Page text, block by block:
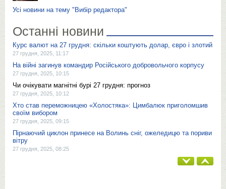
Усі новини на тему "Вибір редактора"
Останні новини
Курс валют на 27 грудня: скільки коштують долар, євро і злотий
27 грудня, 2025, 11:17
На війні загинув командир Російського добровольчого корпусу
27 грудня, 2025, 10:15
Чи очікувати магнітні бурі 27 грудня: прогноз
27 грудня, 2025, 10:12
Хто став переможницею «Холостяка»: Цимбалюк приголомшив
своїм вибором
27 грудня, 2025, 09:15
Пірнаючий циклон принесе на Волинь сніг, ожеледицю та пориви
вітру
27 грудня, 2025, 08:25